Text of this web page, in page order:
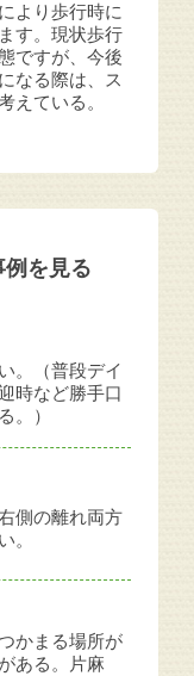
より歩行時に
す。現状歩行
ですが、今後
なる際は、ス
えている。
を見る
。（普段デイ
時など勝手口
。）
側の離れ両方
。
かまる場所が
ある。片麻